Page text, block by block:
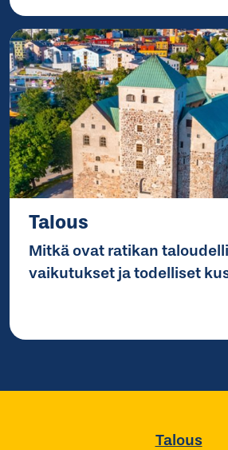
Talous
Mitkä ovat ratikan
vaikutukset ja todelliset
Talous